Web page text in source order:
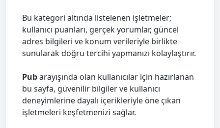
Bu kategori altında listelenen işletmeler;
kullanıcı puanları, gerçek yorumlar, güncel
adres bilgileri ve konum verileriyle birlikte
sunularak doğru tercihi yapmanızı kolaylaştırır.
Pubarayışında olan kullanıcılar için hazırlanan
bu sayfa, güvenilir bilgiler ve kullanıcı
deneyimlerine dayalı içerikleriyle öne çıkan
işletmeleri keşfetmenizi sağlar.